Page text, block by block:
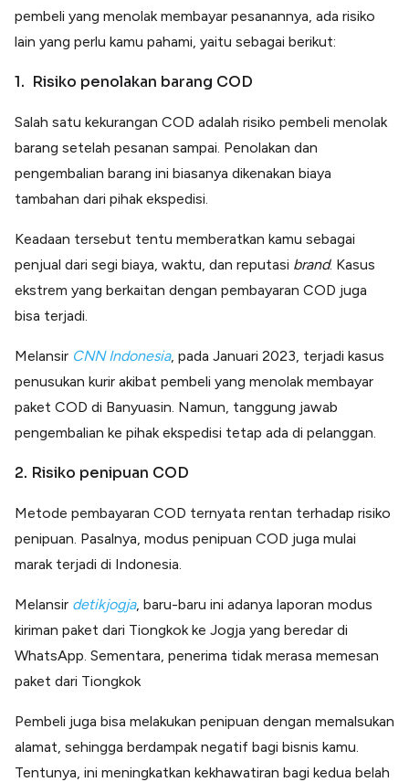
pembeli yang menolak membayar pesanannya, ada risiko
lain yang perlu kamu pahami, yaitu sebagai berikut:
1. Risiko penolakan barang COD
Salah satu kekurangan COD adalah risiko pembeli menolak
barang setelah pesanan sampai. Penolakan dan
pengembalian barang ini biasanya dikenakan biaya
tambahan dari pihak ekspedisi.
Keadaan tersebut tentu memberatkan kamu sebagai
penjual dari segi biaya, waktu, dan reputasi brand. Kasus
ekstrem yang berkaitan dengan pembayaran COD juga
bisa terjadi.
Melansir CNN Indonesia, pada Januari 2023, terjadi kasus
penusukan kurir akibat pembeli yang menolak membayar
paket COD di Banyuasin. Namun, tanggung jawab
pengembalian ke pihak ekspedisi tetap ada di pelanggan.
2. Risiko penipuan COD
Metode pembayaran COD ternyata rentan terhadap risiko
penipuan. Pasalnya, modus penipuan COD juga mulai
marak terjadi di Indonesia.
Melansir detikjogja, baru-baru ini adanya laporan modus
kiriman paket dari Tiongkok ke Jogja yang beredar di
WhatsApp. Sementara, penerima tidak merasa memesan
paket dari Tiongkok
Pembeli juga bisa melakukan penipuan dengan memalsukan
alamat, sehingga berdampak negatif bagi bisnis kamu.
Tentunya, ini meningkatkan kekhawatiran bagi kedua belah